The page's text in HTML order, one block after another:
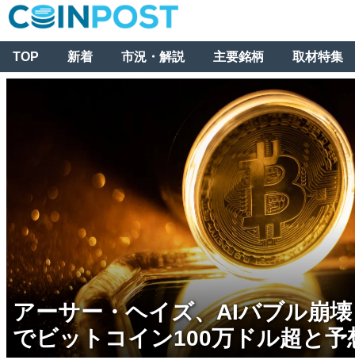
TOP 新着 市況・解説 主要銘柄 取材特集
アーサー・ヘイズ、AIバブル崩
でビットコイン100万ドル超と予